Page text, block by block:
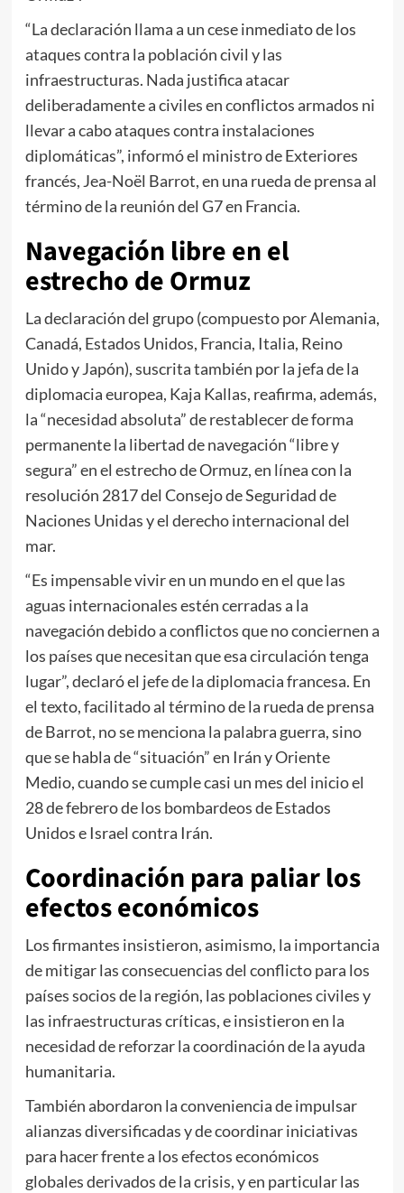
“La declaración llama a un cese inmediato de los
ataques contra la población civil y las
infraestructuras. Nada justifica atacar
deliberadamente a civiles en conflictos armados ni
llevar a cabo ataques contra instalaciones
diplomáticas”, informó el ministro de Exteriores
francés, Jea-Noël Barrot, en una rueda de prensa al
término de la reunión del G7 en Francia.
Navegación libre en el
estrecho de Ormuz
La declaración del grupo (compuesto por Alemania,
Canadá, Estados Unidos, Francia, Italia, Reino
Unido y Japón), suscrita también por la jefa de la
diplomacia europea, Kaja Kallas, reafirma, además,
la “necesidad absoluta” de restablecer de forma
permanente la libertad de navegación “libre y
segura” en el estrecho de Ormuz, en línea con la
resolución 2817 del Consejo de Seguridad de
Naciones Unidas y el derecho internacional del
mar.
“Es impensable vivir en un mundo en el que las
aguas internacionales estén cerradas a la
navegación debido a conflictos que no conciernen a
los países que necesitan que esa circulación tenga
lugar”, declaró el jefe de la diplomacia francesa. En
el texto, facilitado al término de la rueda de prensa
de Barrot, no se menciona la palabra guerra, sino
que se habla de “situación” en Irán y Oriente
Medio, cuando se cumple casi un mes del inicio el
28 de febrero de los bombardeos de Estados
Unidos e Israel contra Irán.
Coordinación para paliar los
efectos económicos
Los firmantes insistieron, asimismo, la importancia
de mitigar las consecuencias del conflicto para los
países socios de la región, las poblaciones civiles y
las infraestructuras críticas, e insistieron en la
necesidad de reforzar la coordinación de la ayuda
humanitaria.
También abordaron la conveniencia de impulsar
alianzas diversificadas y de coordinar iniciativas
para hacer frente a los efectos económicos
globales derivados de la crisis, y en particular las